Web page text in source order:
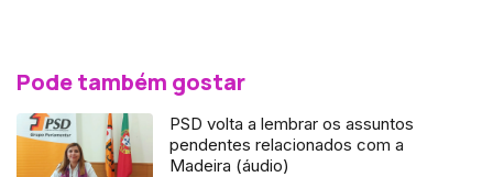
Pode também gostar
PSD volta a lembrar os assuntos
pendentes relacionados com a
Madeira (áudio)